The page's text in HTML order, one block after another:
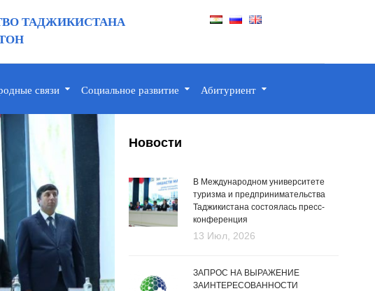
ТАДЖИКИСТАНА
связи Социальное развитие Абитуриент
Новости
В Международном университете
туризма и предпринимательства
Таджикистана состоялась пресс-
конференция
13 Июл, 2026
ЗАПРОС НА ВЫРАЖЕНИЕ
ЗАИНТЕРЕСОВАННОСТИ